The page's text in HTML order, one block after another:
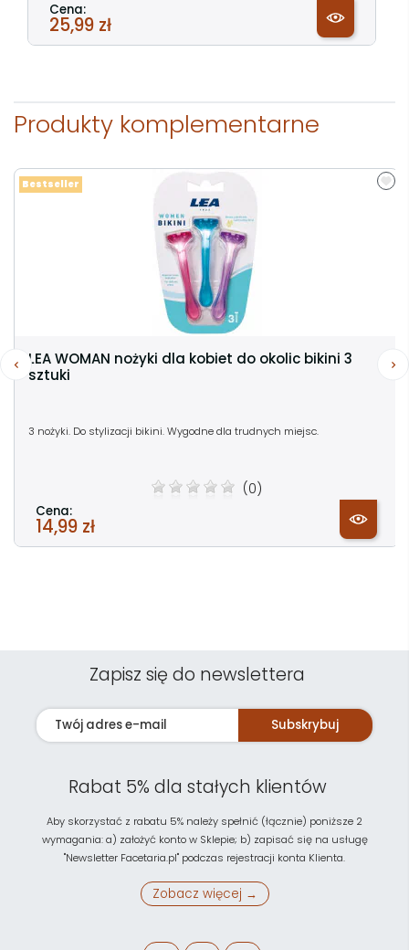
Cena:
25,99 zł
Produkty komplementarne
LEA WOMAN nożyki dla kobiet do okolic bikini 3
sztuki
3 nożyki. Do stylizacji bikini. Wygodne dla trudnych miejsc.
(0)
Cena:
14,99 zł
Bestseller
Zapisz się do newslettera
Subskrybuj
Rabat 5% dla stałych klientów
Aby skorzystać z rabatu 5% należy spełnić (łącznie) poniższe 2
wymagania: a) założyć konto w Sklepie; b) zapisać się na usługę
"Newsletter Facetaria.pl" podczas rejestracji konta Klienta.
Zobacz więcej →